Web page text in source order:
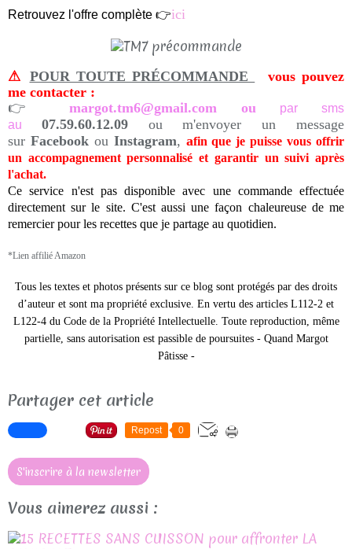
Retrouvez l'offre complète 👉ici
⚠ POUR TOUTE PRÉCOMMANDE
vous pouvez
me contacter :
👉
margot.tm6@gmail.com ou
par sms
au 07.59.60.12.09
ou m'envoyer un message
sur Facebook ou Instagram, afin que je puisse vous offrir
un accompagnement personnalisé et garantir un suivi après
l'achat.
Ce service n'est pas disponible avec une commande effectuée
directement sur le site. C'est aussi une façon chaleureuse de me
remercier pour les recettes que je partage au quotidien.
*Lien affilié Amazon
Tous les textes et photos présents sur ce blog sont protégés par des droits
d’auteur et sont ma propriété exclusive. En vertu des articles L112-2 et
L122-4 du Code de la Propriété Intellectuelle. Toute reproduction, même
partielle, sans autorisation est passible de poursuites - Quand Margot
Pâtisse -
Partager cet article
Repost 0
S'inscrire à la newsletter
Vous aimerez aussi :